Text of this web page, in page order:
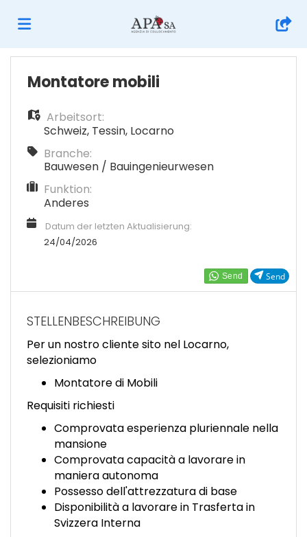
Home
Stellen
Lebenslauf
FR
IT
DE
ES
Send
Montatore mobili
Arbeitsort:
Schweiz, Tessin, Locarno
Branche:
Bauwesen / Bauingenieurwesen
Funktion:
Anderes
Datum der letzten Aktualisierung:
24/04/2026
STELLENBESCHREIBUNG
Per un nostro cliente sito nel Locarno,
selezioniamo
Montatore di Mobili
Requisiti richiesti
Comprovata esperienza pluriennale nella
mansione
Comprovata capacità a lavorare in
maniera autonoma
Possesso dell'attrezzatura di base
Disponibilità a lavorare in Trasferta in
Svizzera Interna